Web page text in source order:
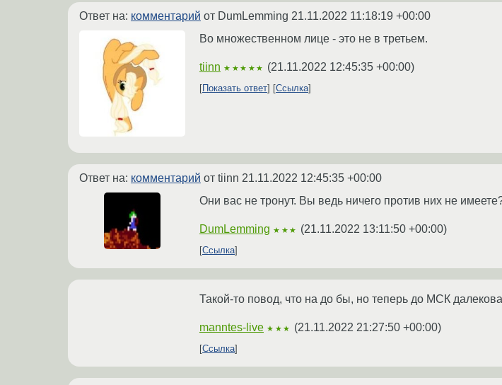
Ответ на: комментарий от DumLemming 21.11.2022 11:18:19 +00:00
Во множественном лице - это не в третьем.
tiinn ★★★★★ (21.11.2022 12:45:35 +00:00)
Показать ответ Ссылка
Ответ на: комментарий от tiinn 21.11.2022 12:45:35 +00:00
Они вас не тронут. Вы ведь ничего против них не
DumLemming ★★★ (21.11.2022 13:11:50 +00:00)
Ссылка
Такой-то повод, что на до бы, но теперь до МСК
manntes-live ★★★ (21.11.2022 21:27:50 +00:00)
Ссылка